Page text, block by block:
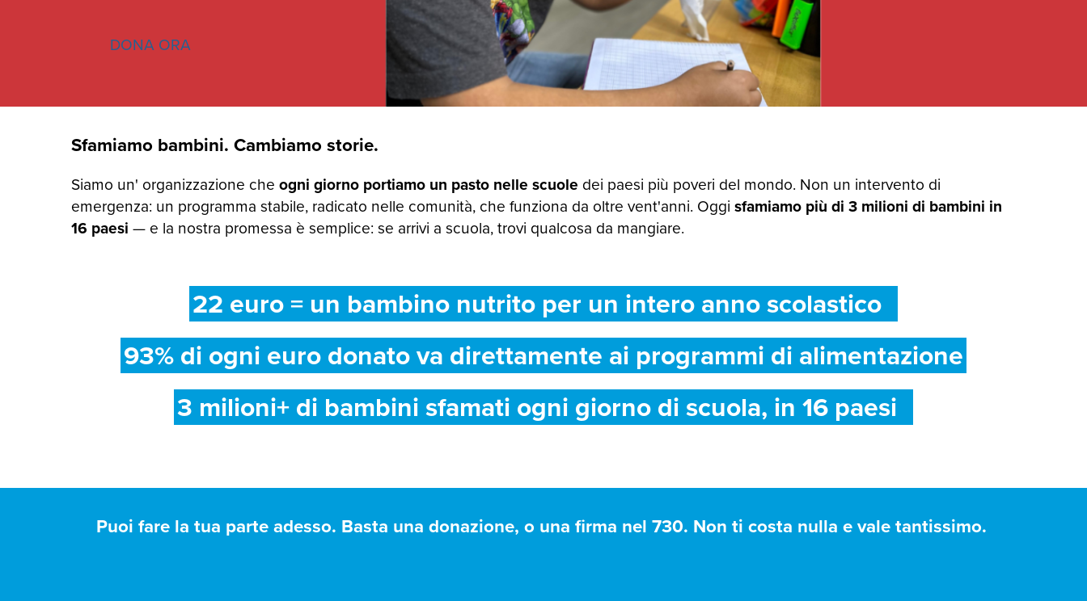
DONA ORA
Sfamiamo bambini. Cambiamo storie.
Siamo un' organizzazione che ogni giorno portiamo un pasto nelle scuole dei paesi più poveri del mondo. Non un intervento di
emergenza: un programma stabile, radicato nelle comunità, che funziona da oltre vent'anni. Oggi sfamiamo più di 3 milioni di bambini in
16 paesi — e la nostra promessa è semplice: se arrivi a scuola, trovi qualcosa da mangiare.
22 euro = un bambino nutrito per un intero anno scolastico
93% di ogni euro donato va direttamente ai programmi di alimentazione
3 milioni+ di bambini sfamati ogni giorno di scuola, in 16 paesi
Puoi fare la tua parte adesso. Basta una donazione, o una firma nel 730. Non ti costa nulla e vale tantissimo.